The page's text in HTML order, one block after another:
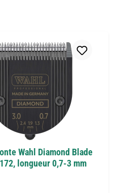
Wahl Diamond Blade
longueur 0,7-3 mm